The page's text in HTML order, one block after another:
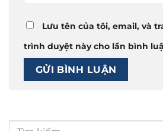
Lưu tên của tôi, email, và
trình duyệt này cho lần bình